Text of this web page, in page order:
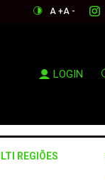
A +A -
LOGIN
REGIÕES